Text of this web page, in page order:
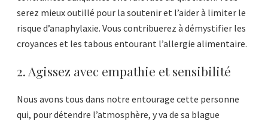
serez mieux outillé pour la soutenir et l’aider à limiter le
risque d’anaphylaxie. Vous contribuerez à démystifier les
croyances et les tabous entourant l’allergie alimentaire.
2. Agissez avec empathie et sensibilité
Nous avons tous dans notre entourage cette personne
qui, pour détendre l’atmosphère, y va de sa blague